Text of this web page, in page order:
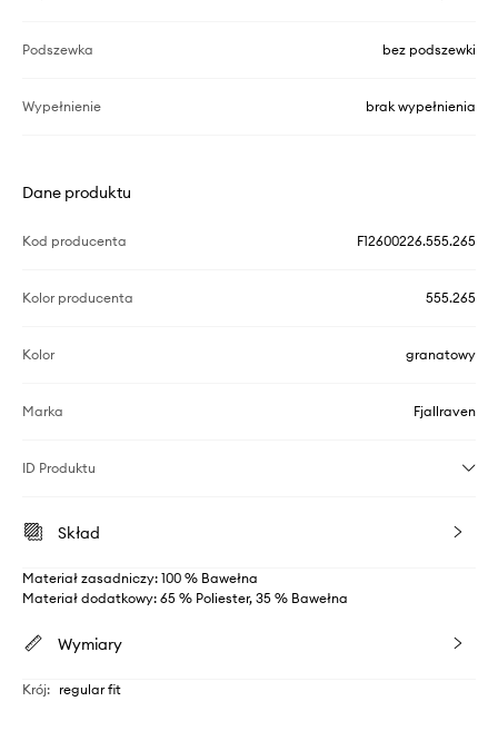
Podszewka bez podszewki
Wypełnienie brak wypełnienia
Dane produktu
Kod producenta F12600226.555.265
Kolor producenta 555.265
Kolor granatowy
Marka Fjallraven
ID Produktu
Skład
Materiał zasadniczy: 100 % Bawełna
Materiał dodatkowy: 65 % Poliester, 35 % Bawełna
Wymiary
Krój: regular fit